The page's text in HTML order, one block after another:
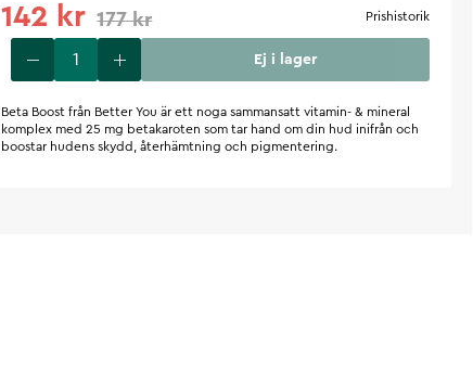
142 kr 177 kr Prishistorik
Ej i lager
Beta Boost från Better You är ett noga sammansatt vitamin- & mineral
komplex med 25 mg betakaroten som tar hand om din hud inifrån och
boostar hudens skydd, återhämtning och pigmentering.